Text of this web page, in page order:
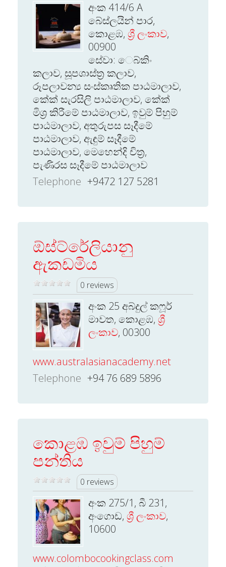
අංක 414/6 A
බේස්ලයින් පාර,
කොළඹ, ශ්‍රී ලංකාව,
00900
සේවා: ෙබ්කිං
කලාව, සූපශාස්ත්‍ර කලාව,
රූපලාවන්‍ය සංස්කෘතික පාඨමාලාව,
කේක් සැරසිලි පාඨමාලාව, කේක්
මිශ්‍ර කිරීමේ පාඨමාලාව, ඉවුම් පිහුම්
පාඨමාලාව, අතුරුපස සෑදීමේ
පාඨමාලාව, ඇඳුම් සෑදීමේ
පාඨමාලාව, මෙහෙන්දි චිත්‍ර,
පැණිරස සෑදීමේ පාඨමාලාව
Telephone +9472 127 5281
ඕස්ට්රේලියානු
ඇකඩමිය
0 reviews
අංක 25 අබ්දුල් කෆූර්
මාවත, කොළඹ, ශ්‍රී
ලංකාව, 00300
www.australasianacademy.net
Telephone +94 76 689 5896
කොළඹ ඉවුම් පිහුම්
පන්තිය
0 reviews
අංක 275/1, බී 231,
අංගොඩ, ශ්‍රී ලංකාව,
10600
www.colombocookingclass.com